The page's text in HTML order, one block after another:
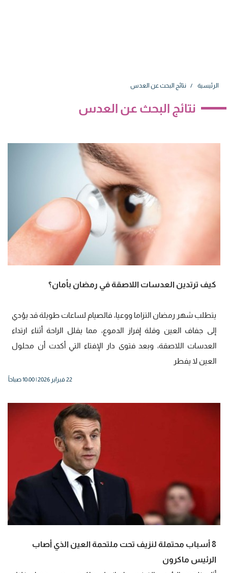
الرئيسية نتائج البحث عن العدس
نتائج البحث عن العدس
كيف ترتدين العدسات اللاصقة في رمضان بأمان؟
يتطلب شهر رمضان التزاما ووعيا، فالصيام لساعات طويلة قد يؤدي
إلى جفاف العين وقلة إفراز الدموع، مما يقلل الراحة أثناء ارتداء
العدسات اللاصقة، وبعد فتوى دار الإفتاء التي أكدت أن محلول
العين لا يفطر
22 فبراير 2026 | 10:00 صباحاً
8 أسباب محتملة لنزيف تحت ملتحمة العين الذي أصاب
الرئيس ماكرون